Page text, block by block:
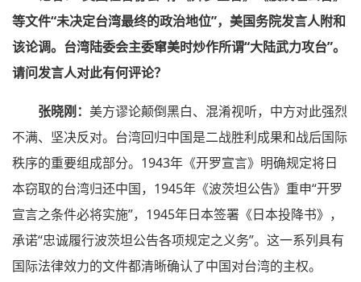
等文件“未决定台湾最终的政治地位”，美国务院发言人附和
该论调。台湾陆委会主委窜美时炒作所谓“大陆武力攻台”。
请问发言人对此有何评论？
张晓刚： 美方谬论颠倒黑白、混淆视听，中方对此强烈
不满、坚决反对。台湾回归中国是二战胜利成果和战后国际
秩序的重要组成部分。1943年《开罗宣言》明确规定将日
本窃取的台湾归还中国，1945年《波茨坦公告》重申“开罗
宣言之条件必将实施”，1945年日本签署《日本投降书》，
承诺“忠诚履行波茨坦公告各项规定之义务”。这一系列具有
国际法律效力的文件都清晰确认了中国对台湾的主权。